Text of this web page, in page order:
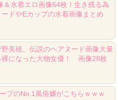
＆水着エロ画像64枚！生き残る為
ドやEカップの水着画像まとめ
野美穂、伝説のヘアヌード画像大量
裸になった大物女優！ 画像28枚
プのNo.1風俗嬢がこちらｗｗｗ